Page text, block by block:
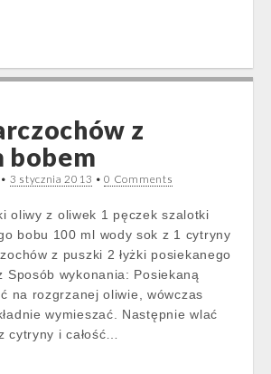
z
bobem
• 3 stycznia 2013 •0 Comments
oliwy z oliwek 1 pęczek szalotki
bobu 100 ml wody sok z 1 cytryny
z puszki 2 łyżki posiekanego
Sposób wykonania: Posiekaną
na rozgrzanej oliwie, wówczas
wymieszać. Następnie wlać
cytryny i całość…